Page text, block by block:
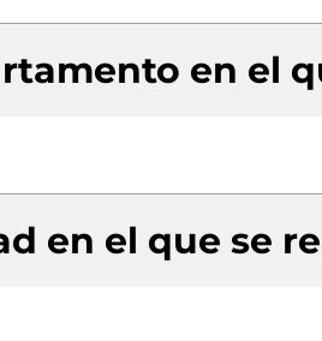
en el
en el que se